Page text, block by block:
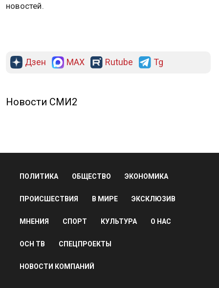
новостей.
Дзен MAX Rutube Tg
Новости СМИ2
ПОЛИТИКА ОБЩЕСТВО ЭКОНОМИКА
ПРОИСШЕСТВИЯ В МИРЕ ЭКСКЛЮЗИВ
МНЕНИЯ СПОРТ КУЛЬТУРА О НАС
ОСН ТВ СПЕЦПРОЕКТЫ
НОВОСТИ КОМПАНИЙ